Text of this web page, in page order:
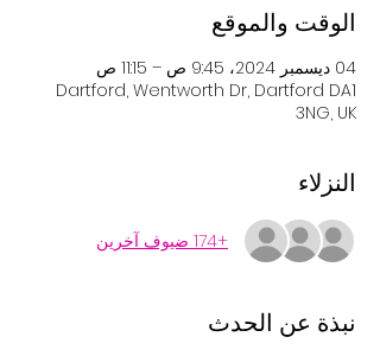
الوقت والموقع
04 ديسمبر 2024، 9:45 ص – 11:15 ص
Dartford, Wentworth Dr, Dartford DA1
3NG, UK
النزلاء
+174 ضيوف آخرين
نبذة عن الحدث